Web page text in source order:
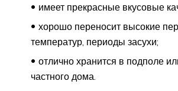
имеет прекрасные вкусовые
хорошо переносит высокие
температур, периоды засухи;
отлично хранится в подполе
частного дома.